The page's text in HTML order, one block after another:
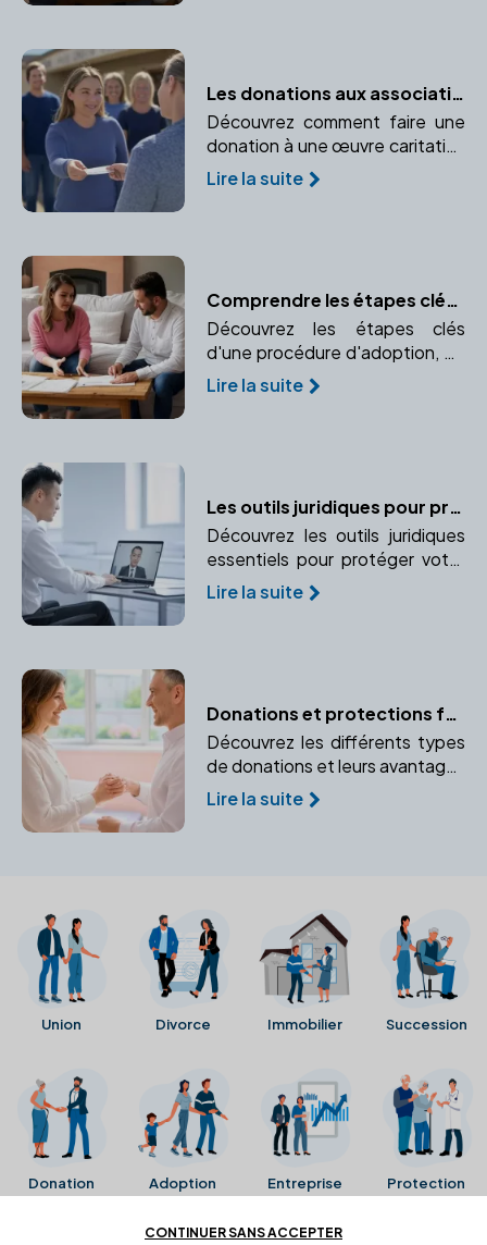
Les donations aux associations ou fondations : bénéficier d'avantages fiscaux
Découvrez comment faire une
donation à une œuvre caritative
tout en bénéficiant
d'avantages fiscaux. Apprenez
Lire la suite
Comprendre les étapes clés d'une procédure d'adoption
Découvrez les étapes clés
d'une procédure d'adoption, de
la demande initiale à la décision
finale. Comprendre les
Lire la suite
Les outils juridiques pour protéger l'entreprise et ses dirigeants
Découvrez les outils juridiques
essentiels pour protéger votre
entreprise et vos
responsabilités en tant que
Lire la suite
Donations et protections familiales : les conseils du notaire
Découvrez les différents types
de donations et leurs avantages
pour protéger votre famille. Un
notaire peut vous aider à
Lire la suite
Union Divorce Immobilier Succession
Donation Adoption Entreprise Protection
CONTINUER SANS ACCEPTER